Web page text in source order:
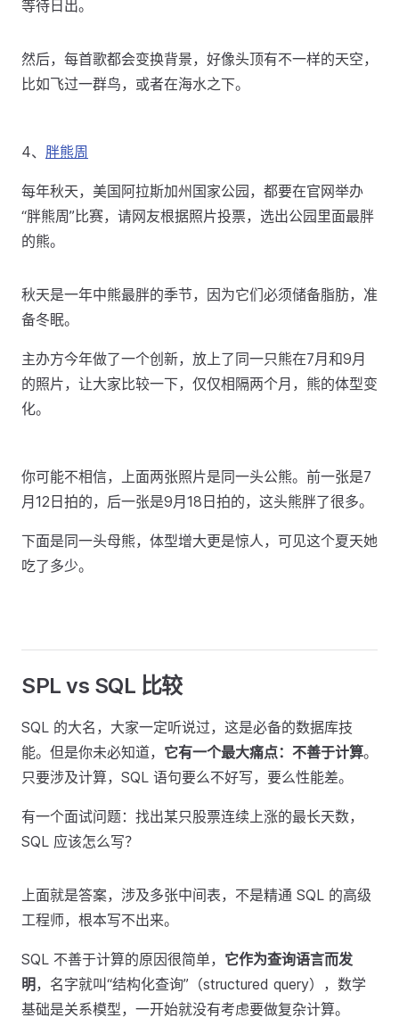
等待日出。
然后，每首歌都会变换背景，好像头顶有不一样的天空，
比如飞过一群鸟，或者在海水之下。
4、 胖熊周
每年秋天，美国阿拉斯加州国家公园，都要在官网举办
“胖熊周”比赛，请网友根据照片投票，选出公园里面最胖
的熊。
秋天是一年中熊最胖的季节，因为它们必须储备脂肪，准
备冬眠。
主办方今年做了一个创新，放上了同一只熊在7月和9月
的照片，让大家比较一下，仅仅相隔两个月，熊的体型变
化。
你可能不相信，上面两张照片是同一头公熊。前一张是7
月12日拍的，后一张是9月18日拍的，这头熊胖了很多。
下面是同一头母熊，体型增大更是惊人，可见这个夏天她
吃了多少。
SPL vs SQL 比较
SQL 的大名，大家一定听说过，这是必备的数据库技
能。但是你未必知道， 它有一个最大痛点：不善于计算。
只要涉及计算，SQL 语句要么不好写，要么性能差。
有一个面试问题：找出某只股票连续上涨的最长天数，
SQL 应该怎么写？
上面就是答案，涉及多张中间表，不是精通 SQL 的高级
工程师，根本写不出来。
SQL 不善于计算的原因很简单， 它作为查询语言而发
明 ，名字就叫“结构化查询”（structured query），数学
基础是关系模型，一开始就没有考虑要做复杂计算。